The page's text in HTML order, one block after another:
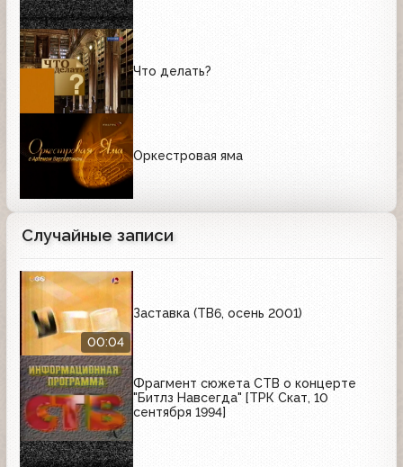
Что делать?
Оркестровая яма
Случайные записи
00:04
Заставка (ТВ6, осень 2001)
Фрагмент сюжета СТВ о концерте
"Битлз Навсегда" [ТРК Скат, 10
сентября 1994]